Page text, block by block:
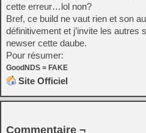
cette erreur…lol non?
Bref, ce build ne vaut rien et son
définitivement et j’invite les autres
newser cette daube.
Pour résumer:
GoodNDS = FAKE
Site Officiel
Commentaire ¬